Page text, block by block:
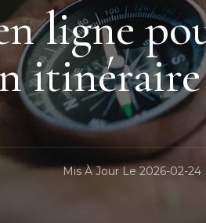
ligne
itinéraire
Mis À Jour Le2026-02-24